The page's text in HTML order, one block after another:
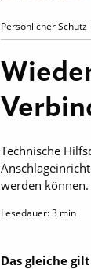
Persönlicher Schutz
Technische
werden können.
Lesedauer:3 min
Das gleiche